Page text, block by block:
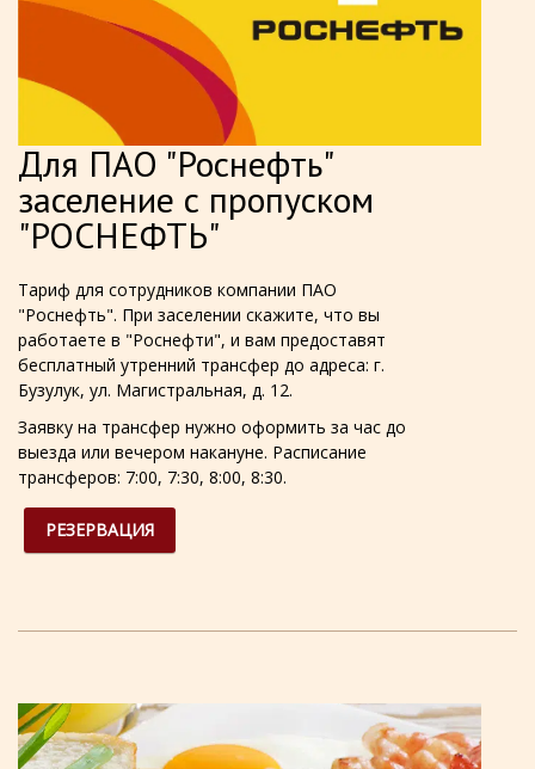
Для ПАО "Роснефть"
заселение с пропуском
"РОСНЕФТЬ"
Тариф для сотрудников компании ПАО
"Роснефть". При заселении скажите, что вы
работаете в "Роснефти", и вам предоставят
бесплатный утренний трансфер до адреса: г.
Бузулук, ул. Магистральная, д. 12.
Заявку на трансфер нужно оформить за час до
выезда или вечером накануне. Расписание
трансферов: 7:00, 7:30, 8:00, 8:30.
РЕЗЕРВАЦИЯ